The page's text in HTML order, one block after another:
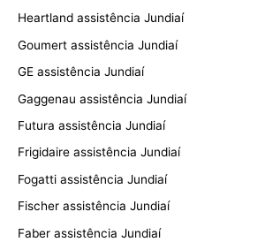
Heartland assistência Jundiaí
Goumert assistência Jundiaí
GE assistência Jundiaí
Gaggenau assistência Jundiaí
Futura assistência Jundiaí
Frigidaire assistência Jundiaí
Fogatti assistência Jundiaí
Fischer assistência Jundiaí
Faber assistência Jundiaí